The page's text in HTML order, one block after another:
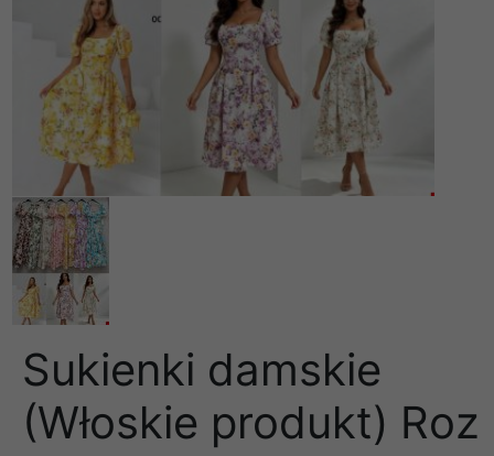
Sukienki damskie
(Włoskie produkt) Roz